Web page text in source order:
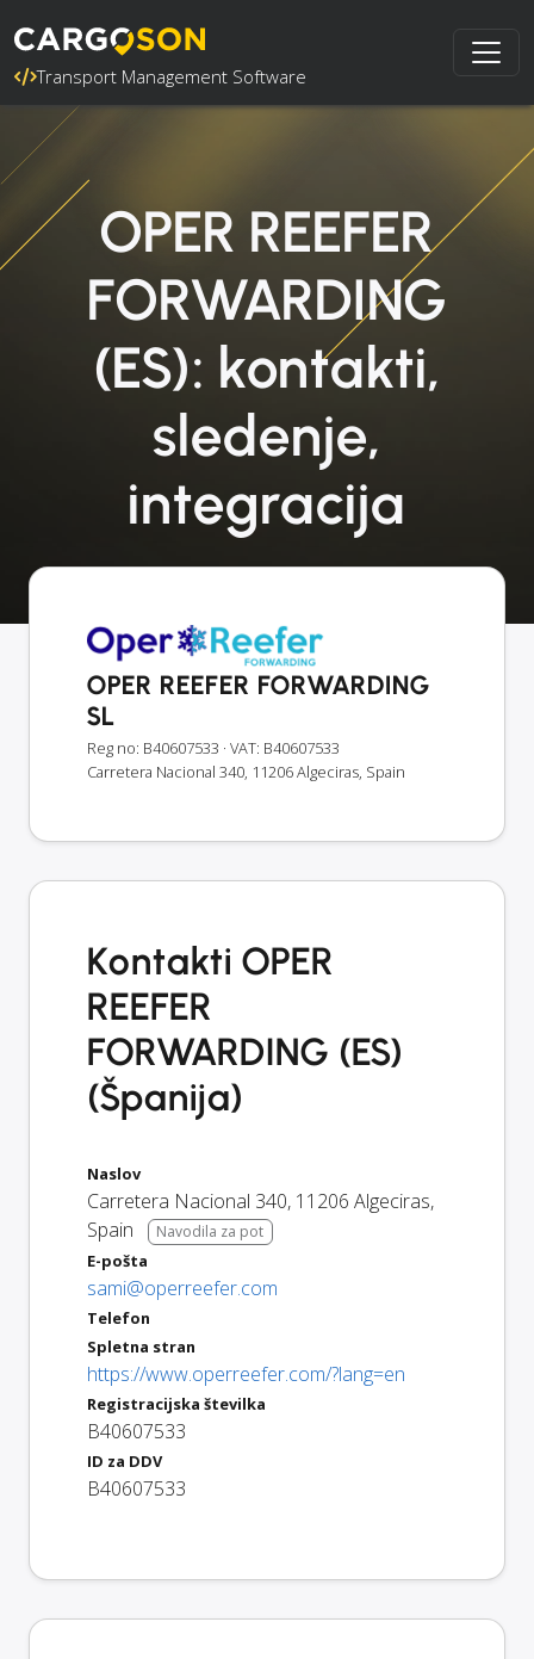
Transport Management Software
OPER REEFER
FORWARDING
(ES): kontakti,
sledenje,
integracija
OPER REEFER FORWARDING
SL
Reg no: B40607533 · VAT: B40607533
Carretera Nacional 340, 11206 Algeciras, Spain
Kontakti OPER
REEFER
FORWARDING (ES)
(Španija)
Naslov
Carretera Nacional 340, 11206 Algeciras,
Spain
Navodila za pot
E-pošta
sami@operreefer.com
Telefon
Spletna stran
https://www.operreefer.com/?lang=en
Registracijska številka
B40607533
ID za DDV
B40607533